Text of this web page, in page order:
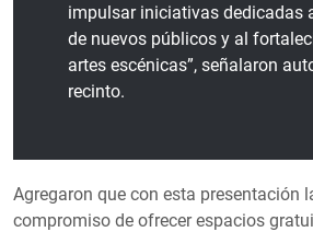
impulsar iniciativas dedicadas
de nuevos públicos y al
artes escénicas”, señalaron
recinto.
Agregaron que con esta presentación
compromiso de ofrecer espacios